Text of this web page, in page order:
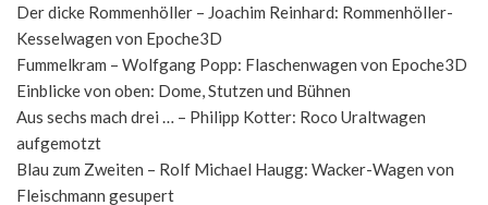
Der dicke Rommenhöller – Joachim Reinhard: Rommenhöller-
Kesselwagen von Epoche3D
Fummelkram – Wolfgang Popp: Flaschenwagen von Epoche3D
Einblicke von oben: Dome, Stutzen und Bühnen
Aus sechs mach drei … – Philipp Kotter: Roco Uraltwagen
aufgemotzt
Blau zum Zweiten – Rolf Michael Haugg: Wacker-Wagen von
Fleischmann gesupert